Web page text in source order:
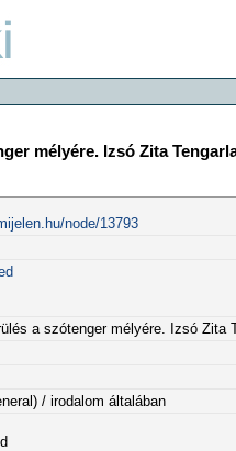
mélyére. Izsó Zita
node/13793
a szótenger mélyére. Izsó Zita
/ irodalom általában